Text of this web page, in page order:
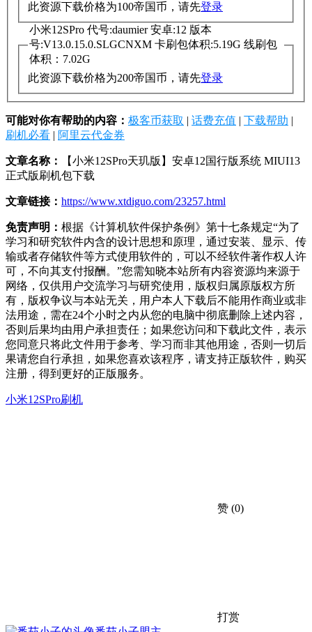
此资源下载价格为100帝国币，请先登录
小米12SPro 代号:daumier 安卓:12 版本
号:V13.0.15.0.SLGCNXM 卡刷包体积:5.19G 线刷包
体积：7.02G
此资源下载价格为200帝国币，请先登录
可能对你有帮助的内容： 极客币获取 | 话费充值 | 下载帮助 |
刷机必看 | 阿里云代金券
文章名称：
【小米12SPro天玑版】安卓12国行版系统 MIUI13
正式版刷机包下载
文章链接： https://www.xtdiguo.com/23257.html
免责声明： 根据《计算机软件保护条例》第十七条规定“为了
学习和研究软件内含的设计思想和原理，通过安装、显示、传
输或者存储软件等方式使用软件的，可以不经软件著作权人许
可，不向其支付报酬。”您需知晓本站所有内容资源均来源于
网络，仅供用户交流学习与研究使用，版权归属原版权方所
有，版权争议与本站无关，用户本人下载后不能用作商业或非
法用途，需在24个小时之内从您的电脑中彻底删除上述内容，
否则后果均由用户承担责任；如果您访问和下载此文件，表示
您同意只将此文件用于参考、学习而非其他用途，否则一切后
果请您自行承担，如果您喜欢该程序，请支持正版软件，购买
注册，得到更好的正版服务。
小米12SPro刷机
赞 (0)
打赏